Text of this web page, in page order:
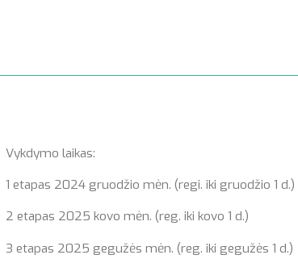
Vykdymo laikas:
1 etapas 2024 gruodžio mėn. (regi. iki gruodžio 1 d.)
2 etapas 2025 kovo mėn. (reg. iki kovo 1 d.)
3 etapas 2025 gegužės mėn. (reg. iki gegužės 1 d.)